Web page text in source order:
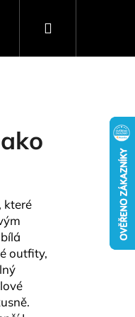
POUKAZY
Nákupní
které
outfity,